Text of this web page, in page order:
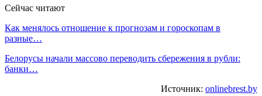
Сейчас читают
Как менялось отношение к прогнозам и гороскопам в
разные…
Белорусы начали массово переводить сбережения в рубли:
банки…
Источник: onlinebrest.by